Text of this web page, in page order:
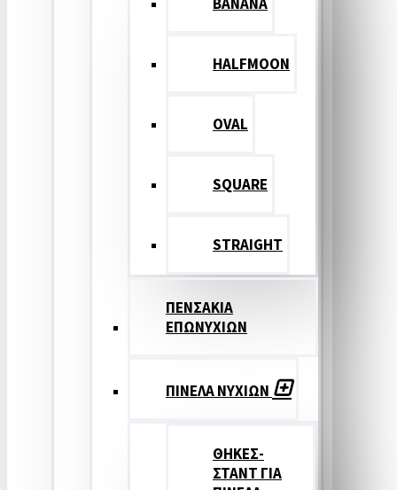
HALFMOON
OVAL
SQUARE
STRAIGHT
ΠΕΝΣΑΚΙΑ
ΕΠΩΝΥΧΙΩΝ
ΠΙΝΕΛΑ ΝΥΧΙΩΝ
ΘΗΚΕΣ-
ΣΤΑΝΤ ΓΙΑ